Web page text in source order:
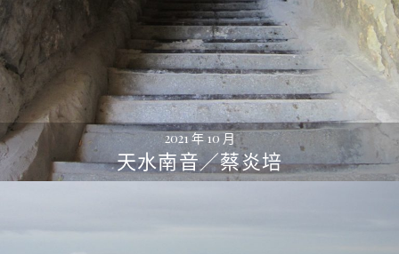
2021 年 10 月
天水南音／蔡炎培